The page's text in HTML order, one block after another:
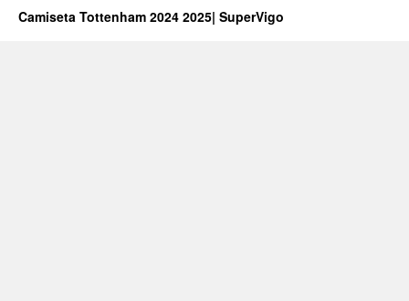
Camiseta Tottenham 2024 2025| SuperVigo